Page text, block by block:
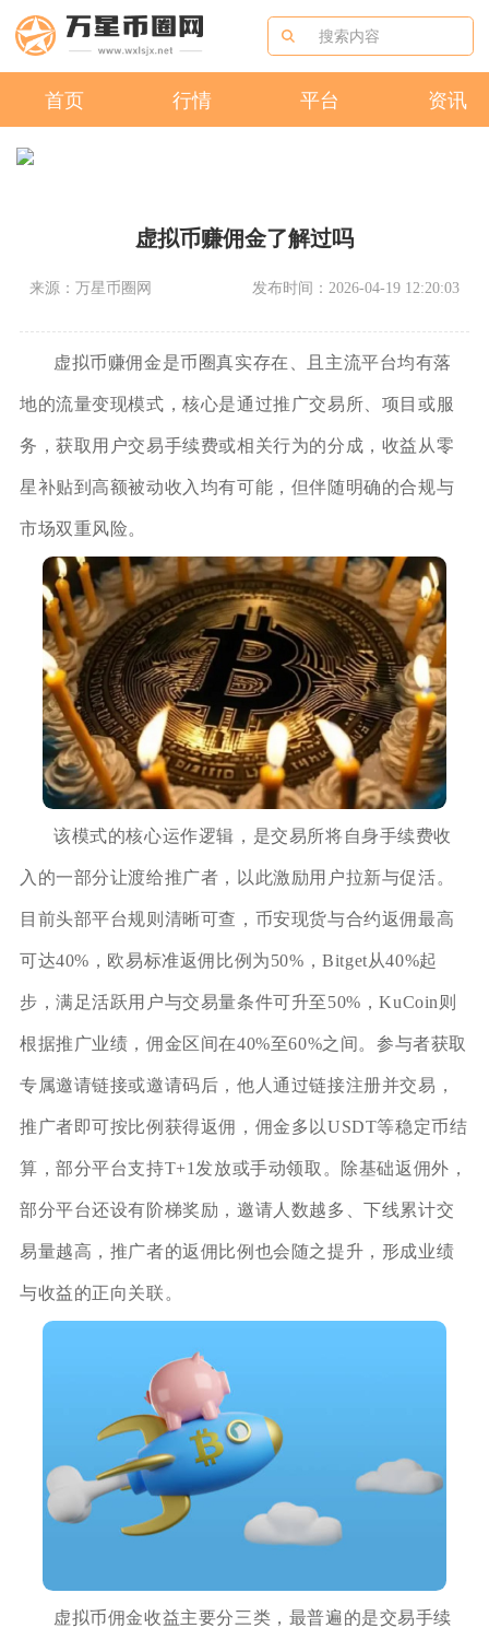
首页 行情 平台 资讯
虚拟币赚佣金了解过吗
来源：万星币圈网 发布时间：2026-04-19 12:20:03
虚拟币赚佣金是币圈真实存在、且主流平台均有落
地的流量变现模式，核心是通过推广交易所、项目或服
务，获取用户交易手续费或相关行为的分成，收益从零
星补贴到高额被动收入均有可能，但伴随明确的合规与
市场双重风险。
该模式的核心运作逻辑，是交易所将自身手续费收
入的一部分让渡给推广者，以此激励用户拉新与促活。
目前头部平台规则清晰可查，币安现货与合约返佣最高
可达40%，欧易标准返佣比例为50%，Bitget从40%起
步，满足活跃用户与交易量条件可升至50%，KuCoin则
根据推广业绩，佣金区间在40%至60%之间。参与者获取
专属邀请链接或邀请码后，他人通过链接注册并交易，
推广者即可按比例获得返佣，佣金多以USDT等稳定币结
算，部分平台支持T+1发放或手动领取。除基础返佣外，
部分平台还设有阶梯奖励，邀请人数越多、下线累计交
易量越高，推广者的返佣比例也会随之提升，形成业绩
与收益的正向关联。
虚拟币佣金收益主要分三类，最普遍的是交易手续